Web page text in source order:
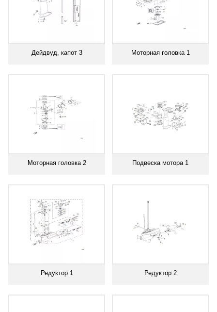
Дейдвуд, капот 3 Моторная головка 1
Моторная головка 2 Подвеска мотора 1
Редуктор 1 Редуктор 2